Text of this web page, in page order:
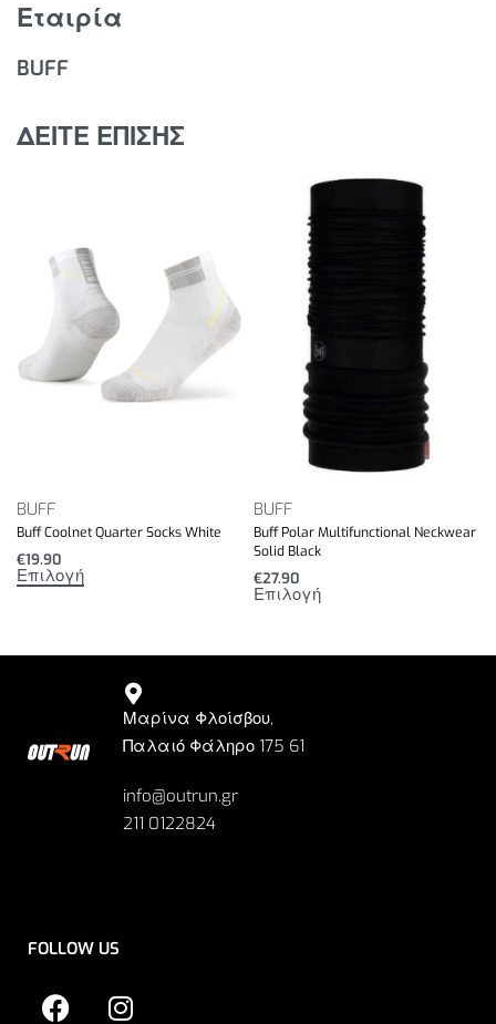
διατηρεί μια άνετη θερμοκρασία σώματος.
ενήλικες και εφήβους.
συρρικνώνεται μετά το πλύσιμο
Εταιρία
BUFF
ΔΕΙΤΕ ΕΠΙΣΗΣ
BUFF
Buff Coolnet Quarter Socks White
€19.90
Επιλογή
BUFF
Buff Polar Multifunctional Neckwear
Solid Black
€27.90
Επιλογή
Μαρίνα Φλοίσβου,
Παλαιό Φάληρο 175 61
info@outrun.gr
211 0122824
FOLLOW US